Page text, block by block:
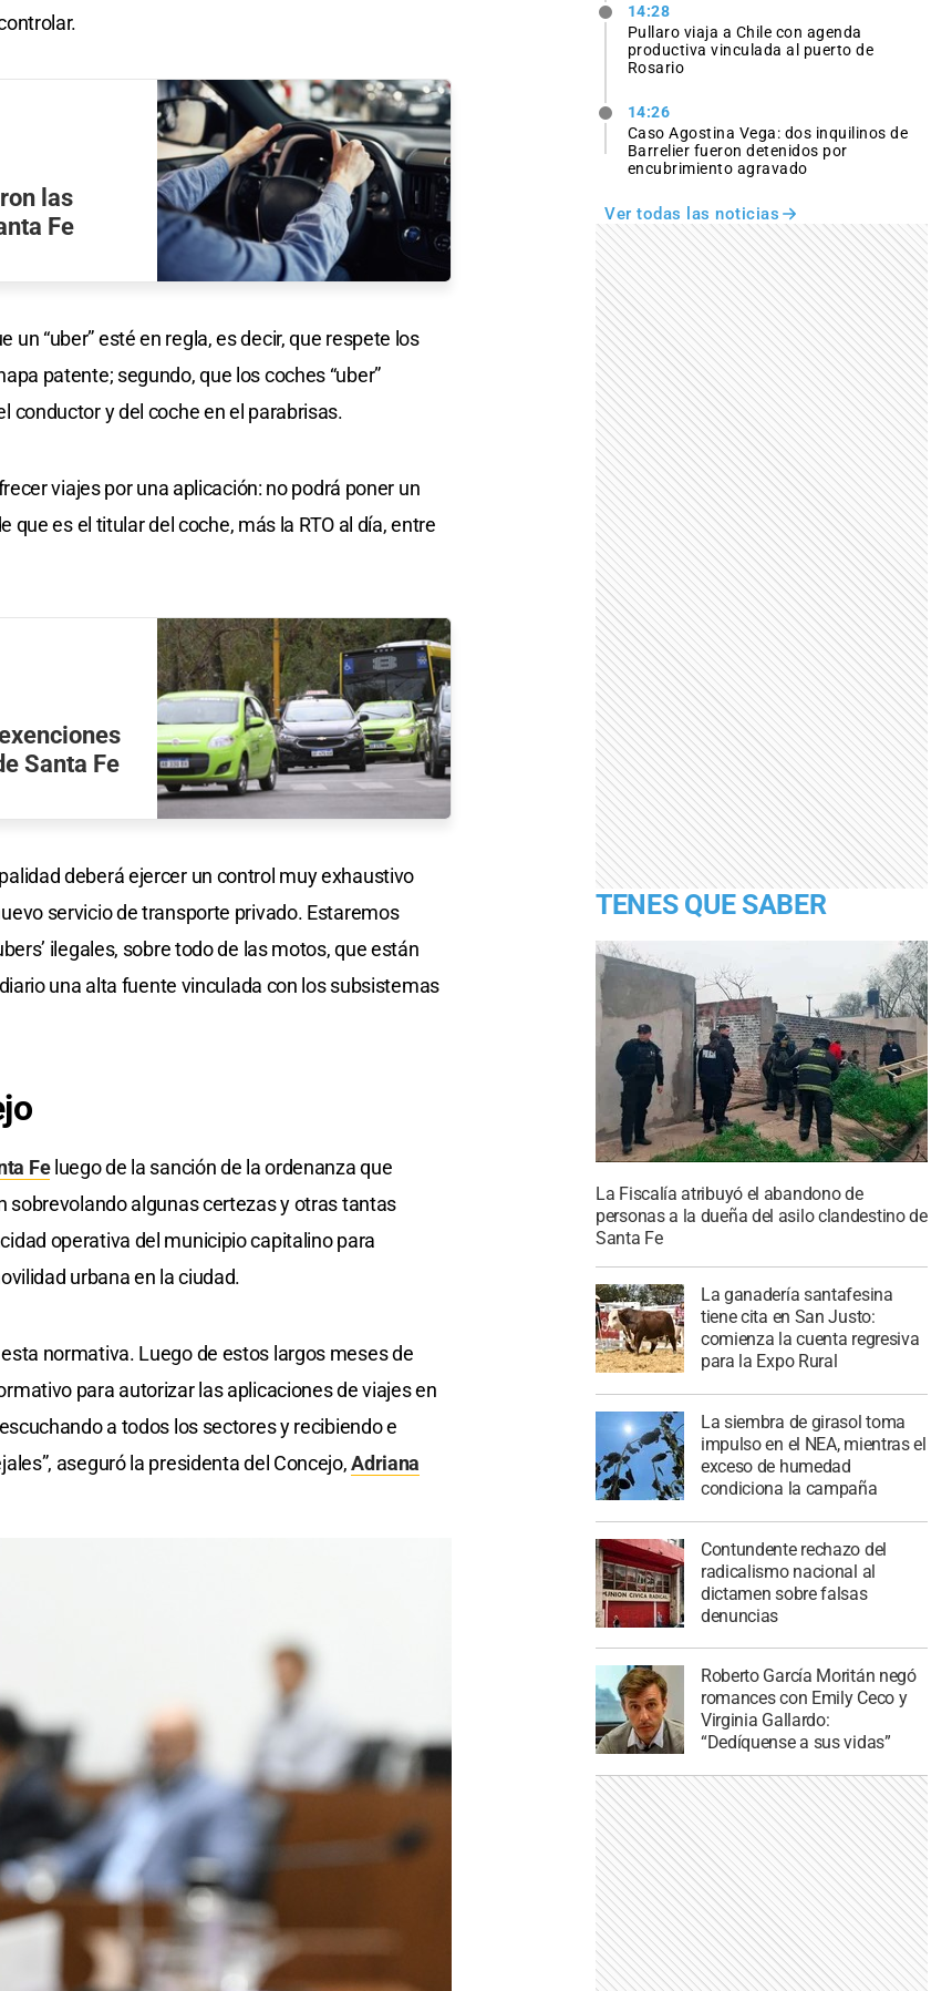
las
Fe
“uber” esté en regla, es decir, que respete los
patente; segundo, que los coches “uber”
conductor y del coche en el parabrisas.
viajes por una aplicación: no podrá poner un
es el titular del coche, más la RTO al día, entre
Santa Fe
deberá ejercer un control muy exhaustivo
servicio de transporte privado. Estaremos
ilegales, sobre todo de las motos, que están
una alta fuente vinculada con los subsistemas
Feluego de la sanción de la ordenanza que
sobrevolando algunas certezas y otras tantas
operativa del municipio capitalino para
urbana en la ciudad.
normativa. Luego de estos largos meses de
para autorizar las aplicaciones de viajes en
a todos los sectores y recibiendo e
aseguró la presidenta del Concejo,Adriana
14:28
Pullaro viaja a Chile con agenda
productiva vinculada al puerto de
Rosario
14:26
Caso Agostina Vega: dos inquilinos de
Barrelier fueron detenidos por
encubrimiento agravado
Ver todas las noticias
TENES QUE SABER
La Fiscalía atribuyó el abandono de
personas a la dueña del asilo clandestino de
Santa Fe
La ganadería santafesina
tiene cita en San Justo:
comienza la cuenta regresiva
para la Expo Rural
La siembra de girasol toma
impulso en el NEA, mientras el
exceso de humedad
condiciona la campaña
Contundente rechazo del
radicalismo nacional al
dictamen sobre falsas
denuncias
Roberto García Moritán negó
romances con Emily Ceco y
Virginia Gallardo:
“Dedíquense a sus vidas”